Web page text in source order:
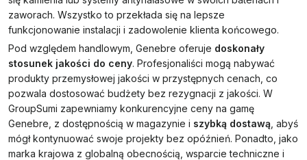
zaworach. Wszystko to przekłada się na lepsze
funkcjonowanie instalacji i zadowolenie klienta końcowego.
Pod względem handlowym, Genebre oferuje doskonały
stosunek jakości do ceny. Profesjonaliści mogą nabywać
produkty przemysłowej jakości w przystępnych cenach, co
pozwala dostosować budżety bez rezygnacji z jakości. W
GroupSumi zapewniamy konkurencyjne ceny na gamę
Genebre, z dostępnością w magazynie i szybką dostawą , abyś
mógł kontynuować swoje projekty bez opóźnień. Ponadto, jako
marka krajowa z globalną obecnością, wsparcie techniczne i